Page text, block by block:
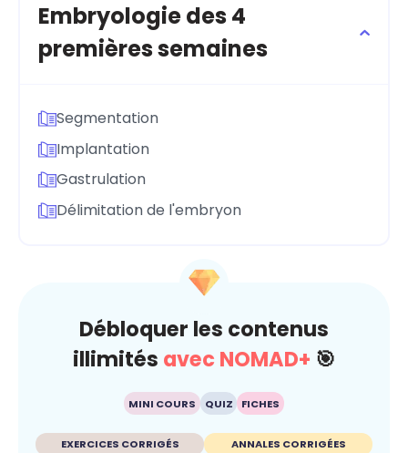
Embryologie des 4
premières semaines
Segmentation
Implantation
Gastrulation
Délimitation de l'embryon
Débloquer les contenus
illimités avec NOMAD+ 🎯
MINI COURS QUIZ FICHES
EXERCICES CORRIGÉS
ANNALES CORRIGÉES